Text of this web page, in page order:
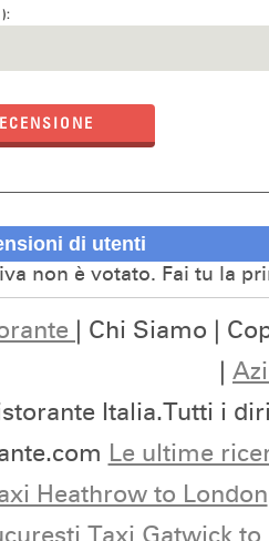
):
di utenti
non è votato. Fai tu la
| Chi Siamo |
|
Italia.Tutti i
Le ultime
Heathrow to London
Taxi Gatwick to